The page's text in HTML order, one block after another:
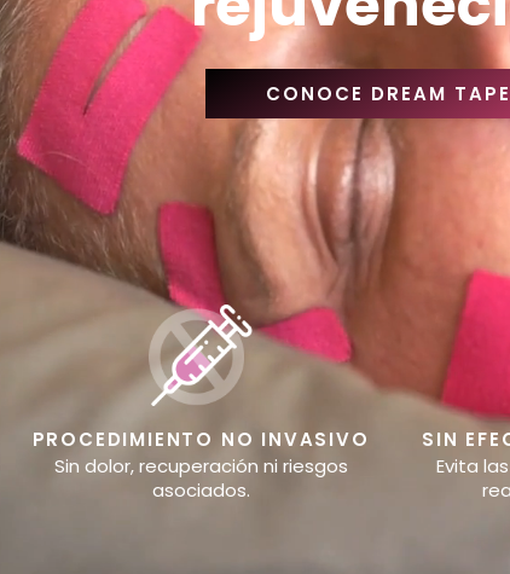
CONOCE DREAM TAPE
PROCEDIMIENTO NO INVASIVO
Sin dolor, recuperación ni riesgos
asociados.
SIN
Evita